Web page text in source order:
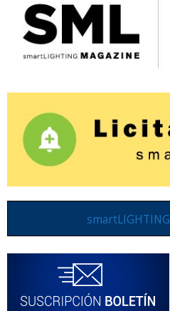
smartLIGHTING